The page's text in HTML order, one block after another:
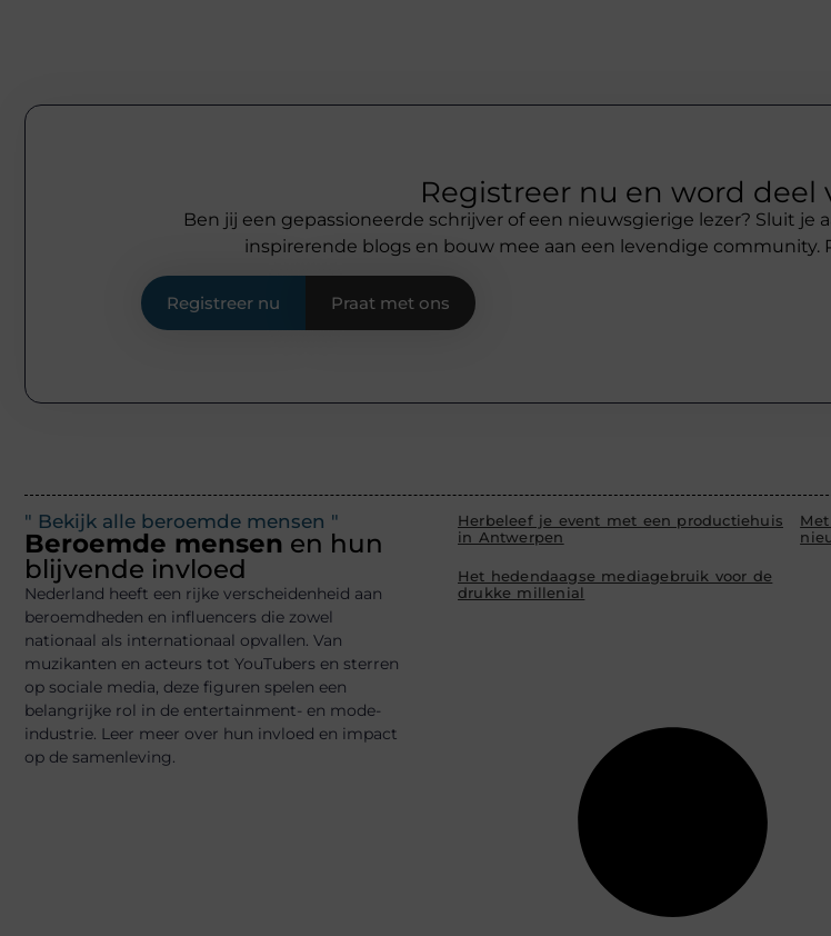
Registreer nu en word deel
Ben jij een gepassioneerde schrijver of een nieuwsgierige lezer? Sluit
inspirerende blogs en bouw mee aan een levendige
Registreer nu Praat met ons
" Bekijk alle beroemde mensen "
Beroemde mensen en hun
blijvende invloed
Nederland heeft een rijke verscheidenheid aan
beroemdheden en influencers die zowel
nationaal als internationaal opvallen. Van
muzikanten en acteurs tot YouTubers en sterren
op sociale media, deze figuren spelen een
belangrijke rol in de entertainment- en mode-
industrie. Leer meer over hun invloed en impact
op de samenleving.
Herbeleef je event met een productiehuis
in Antwerpen
Het hedendaagse mediagebruik voor de
drukke millenial